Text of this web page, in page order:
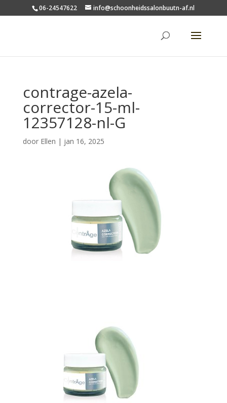
06-24547622 info@schoonheidssalonbuutn-af.nl
contrage-azela-
corrector-15-ml-
12357128-nl-G
door Ellen | jan 16, 2025